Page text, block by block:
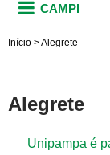
CAMPI
Início >Alegrete
Alegrete
Unipampa é